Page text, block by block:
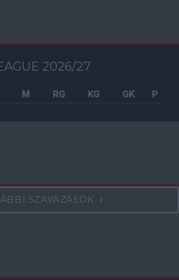
2026/27
M RG KG GK P
SZAVAZÁSOK